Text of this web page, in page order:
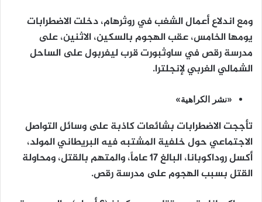
ومع اندلاع أعمال الشغب في روثرهام، دخلت الاضطرابات
يومها الخامس، عقب الهجوم بالسكين، الاثنين، على
مدرسة رقص في ساوثبورت قرب ليفربول على الساحل
الشمالي الغربي لإنجلترا.
«نشر الكراهية»
تأججت الاضطرابات بشائعات كاذبة على وسائل التواصل
الاجتماعي حول خلفية المشتبه فيه البريطاني المولد،
أكسل روداكوبانا، البالغ 17 عاماً، والمتهم بالقتل، ومحاولة
القتل بسبب الهجوم على مدرسة رقص.